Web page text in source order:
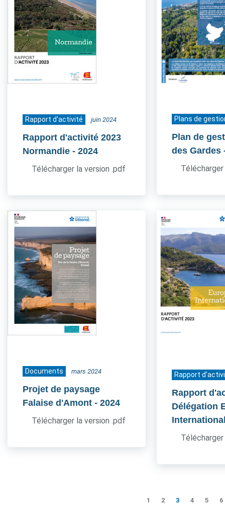
Rapport d'activité juin 2024
Rapport d'activité 2023
Normandie - 2024
Télécharger la version .pdf
Plans de
Plan de
des Gardes
Documents mars 2024
Projet de paysage
Falaise d'Amont - 2024
Télécharger la version .pdf
Rapport
Rapport
Délégation
1 2 3 4 5 6